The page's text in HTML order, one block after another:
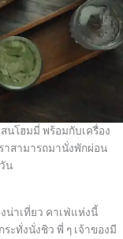
นโฮมมี่ พร้อมกับเครื่อง
าสามารถมานั่งพักผ่อน
น
น่าเที่ยว คาเฟ่แห่งนี้
ะทั่งนั่งชิว พี่ ๆ เจ้าของมี